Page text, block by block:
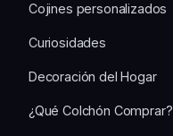
Cojines personalizados
Curiosidades
Decoración del Hogar
¿Qué Colchón Comprar?